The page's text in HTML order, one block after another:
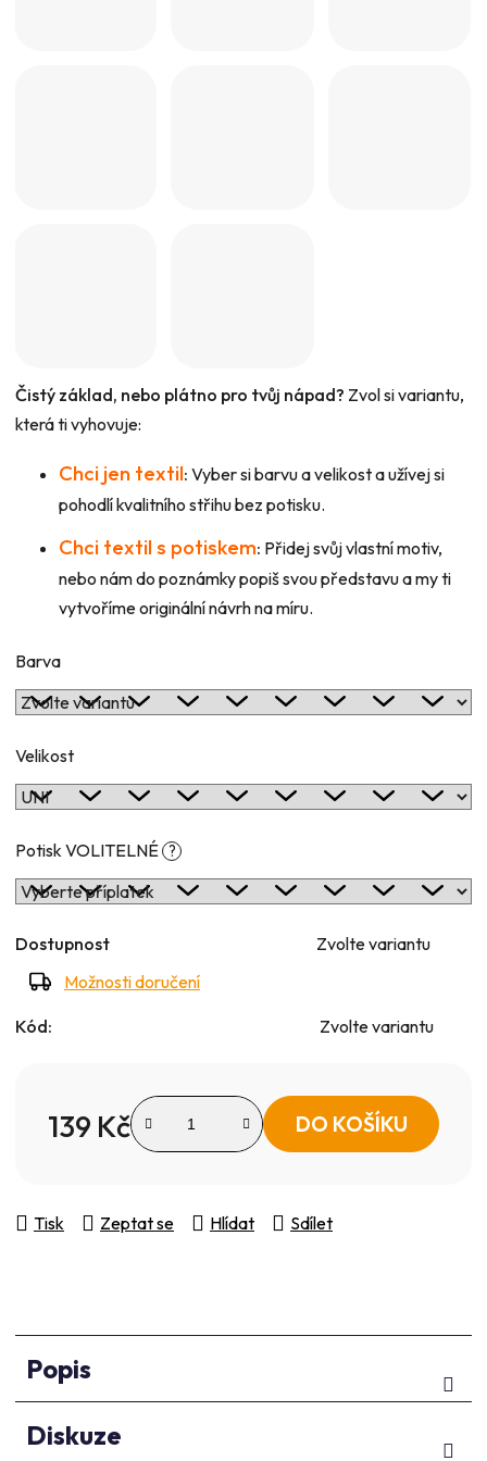
Čistý základ, nebo plátno pro tvůj nápad? Zvol si variantu,
která ti vyhovuje:
Chci jen textil: Vyber si barvu a velikost a užívej si
pohodlí kvalitního střihu bez potisku.
Chci textil s potiskem: Přidej svůj vlastní motiv,
nebo nám do poznámky popiš svou představu a my ti
vytvoříme originální návrh na míru.
Barva
Velikost
Potisk VOLITELNÉ ?
Dostupnost
Zvolte variantu
Možnosti doručení
Kód: Zvolte variantu
139 Kč DO KOŠÍKU
Tisk Zeptat se Hlídat Sdílet
Popis
Diskuze